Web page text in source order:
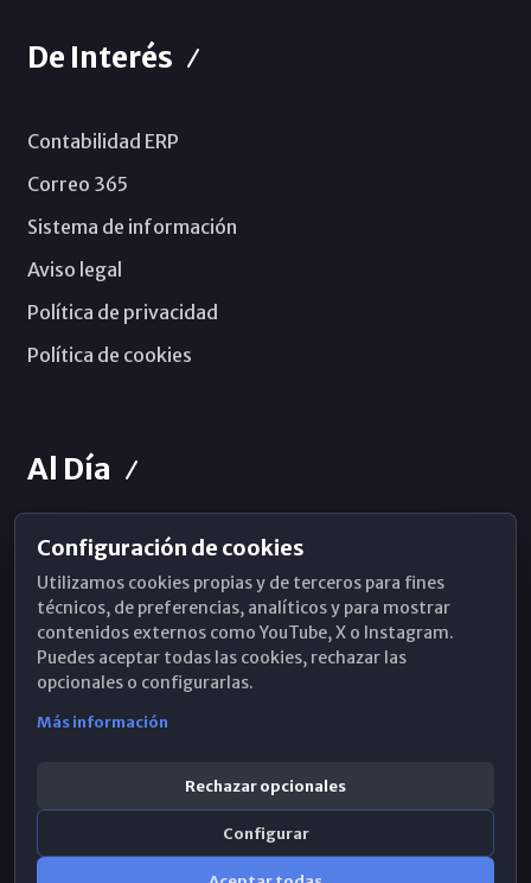
De Interés
Contabilidad ERP
Correo 365
Sistema de información
Aviso legal
Política de privacidad
Política de cookies
Al Día
Horarios de Misa
Hemeroteca
WhatsApp
Configuración de cookies
Utilizamos cookies propias y de terceros para fines
técnicos, de preferencias, analíticos y para mostrar
contenidos externos como YouTube, X o Instagram.
Puedes aceptar todas las cookies, rechazar las
opcionales o configurarlas.
Más información
Rechazar opcionales
Configurar